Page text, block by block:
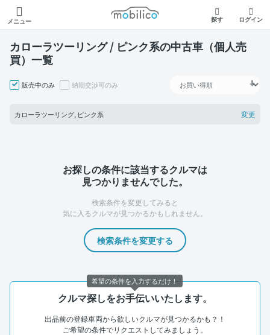
メニュー
モビリコ
探す ログイン
カローラツーリング / ピンク系の中古車（個人売
買）一覧
販売中のみ 納期交渉可のみ
カローラツーリング, ピンク系 変更
お探しの条件に該当するクルマは
見つかりませんでした。
検索条件を変更してみると
気に入るクルマが見つかるかもしれません。
検索条件を変更する
クルマ探しをお手伝いいたします。
出品前の登録車両から欲しいクルマが見つかるかも？！
ご希望の条件でリクエストしてみましょう。
希望の条件を入力するだけ！